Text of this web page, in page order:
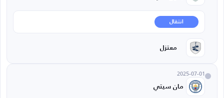
انتقال
معتزل
2025-07-01
مان سيتي